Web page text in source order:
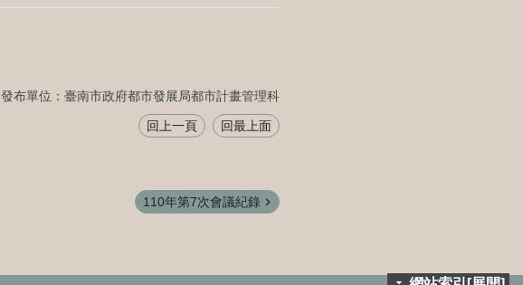
發布單位：臺南市政府都市發展局都市計畫管理科
回上一頁 回最上面
110年第7次會議紀錄